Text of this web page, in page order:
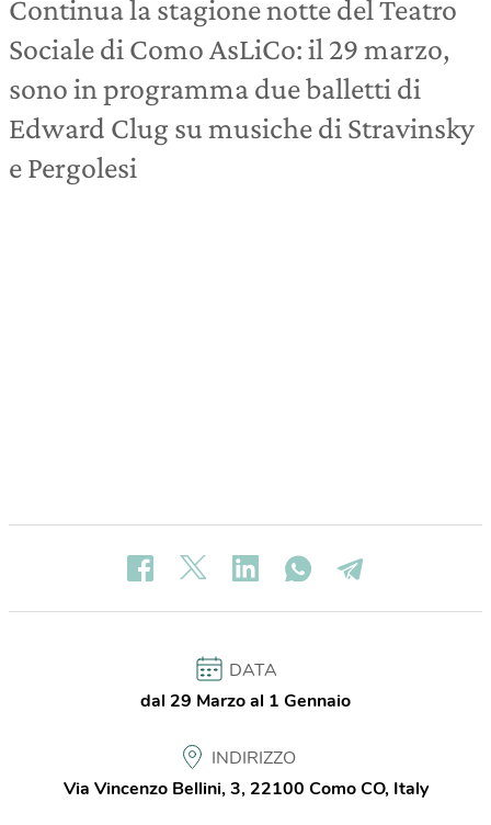
Continua la stagione notte del Teatro
Sociale di Como AsLiCo: il 29 marzo,
sono in programma due balletti di
Edward Clug su musiche di Stravinsky
e Pergolesi
DATA
dal 29 Marzo al 1 Gennaio
INDIRIZZO
Via Vincenzo Bellini, 3, 22100 Como CO, Italy